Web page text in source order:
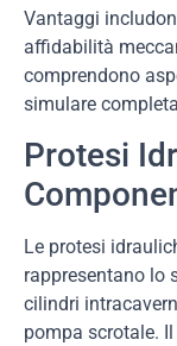
Vantaggi
affidabilità
comprendono
simulare
Protesi
Le protesi
rappresentano lo
cilindri
pompa scrotale.